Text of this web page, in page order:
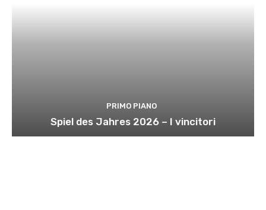
PRIMO PIANO
Spiel des Jahres 2026 – I vincitori